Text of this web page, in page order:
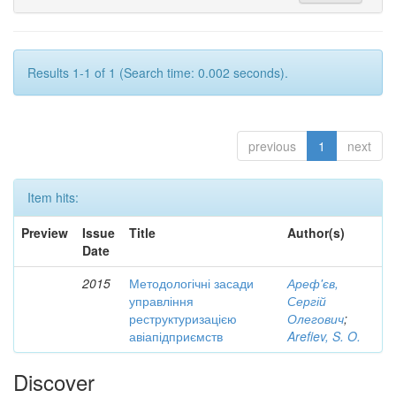
Results 1-1 of 1 (Search time: 0.002 seconds).
previous 1 next
Item hits:
Preview
Issue
Date
Title Author(s)
2015
Методологічні засади
управління
реструктуризацією
авіапідприємств
Ареф'єв,
Сергій
Олегович;
Arefiev, S. O.
Discover